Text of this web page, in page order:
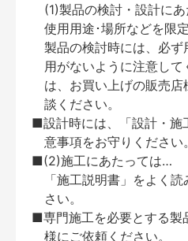
(1)製品の検討・設計に
使用用途･場所などを限
製品の検討時には、必
用がないように注意し
は、お買い上げの販売
談ください。
■設計時には、「設計・施
意事項をお守りください。
■(2)施工にあたっては…
「施工説明書」をよく
さい。
■専門施工を必要とする製
様にご依頼ください。